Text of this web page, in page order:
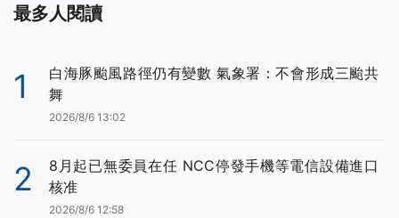
最多人閱讀
1
白海豚颱風路徑仍有變數 氣象署：不會形成三颱共
舞
2026/8/6 13:02
2
8月起已無委員在任 NCC停發手機等電信設備進口
核准
2026/8/6 12:58